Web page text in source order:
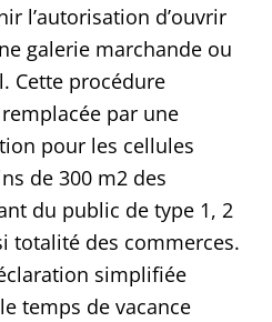
l’autorisation d’ouvrir
galerie marchande ou
Cette procédure
par une
pour les cellules
de 300 m2 des
du public de type 1, 2
totalité des commerces.
simplifiée
temps de vacance